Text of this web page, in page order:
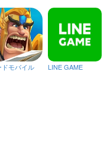
ドモバイル LINE GAME